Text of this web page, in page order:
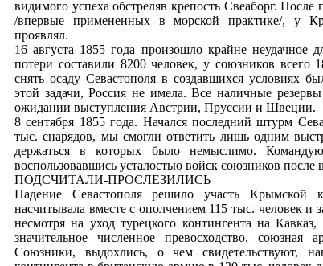
видимого успеха обстреляв крепость Свеаборг.
/впервые примененных в морской практике/, у
проявлял.
16 августа 1855 года произошло крайне
потери составили 8200 человек, у союзников всего
снять осаду Севастополя в создавшихся условиях
этой задачи, Россия не имела. Все наличные
ожидании выступления Австрии, Пруссии и Швеции.
8 сентября 1855 года. Начался последний штурм
тыс. снарядов, мы смогли ответить лишь одним
держаться в которых было немыслимо.
воспользовавшись усталостью войск союзников после
ПОДСЧИТАЛИ-ПРОСЛЕЗИЛИСЬ
Падение Севастополя решило участь
насчитывала вместе с ополчением 115 тыс. человек и
несмотря на уход турецкого контингента на
значительное численное превосходство,
Союзники, выдохлись, о чем свидетельствуют,